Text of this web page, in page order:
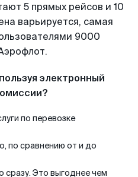
5 прямых рейсов и 10
варьируется, самая
9000
электронный
по перевозке
по сравнению от и до
сразу. Это выгоднее чем